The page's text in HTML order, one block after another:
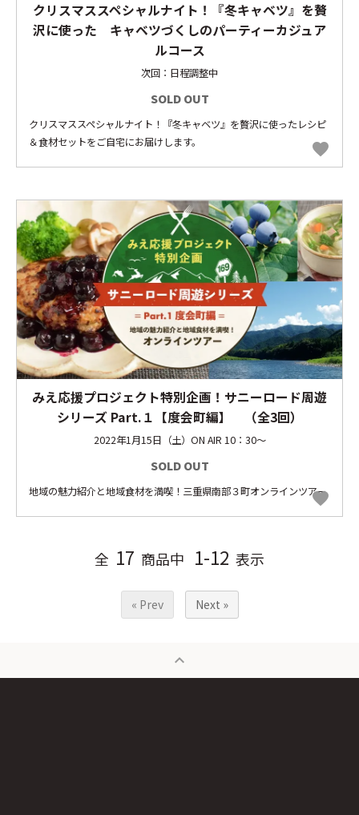
クリスマススペシャルナイト！『冬キャベツ』を贅
沢に使った キャベツづくしのパーティーカジュア
ルコース
次回：日程調整中
SOLD OUT
クリスマススペシャルナイト！『冬キャベツ』を贅沢に使ったレシピ
＆食材セットをご自宅にお届けします。
favorite
みえ応援プロジェクト特別企画！サニーロード周遊
シリーズ Part.１【度会町編】 （全3回）
2022年1月15日（土）ON AIR 10：30～
SOLD OUT
地域の魅力紹介と地域食材を満喫！三重県南部３町オンラインツアー
favorite
全 17 商品中 1-12 表示
« Prev Next »
expand_less